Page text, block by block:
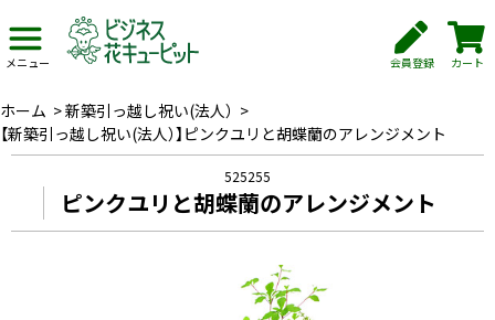
メニュー 会員登録 カート
ホーム >新築引っ越し祝い(法人） >
【新築引っ越し祝い(法人）】ピンクユリと胡蝶蘭のアレンジメント
525255
ピンクユリと胡蝶蘭のアレンジメント